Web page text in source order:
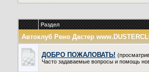
Раздел
Автоклуб Рено Дастер
ДОБРО ПОЖАЛОВАТЬ!
Часто задаваемые вопросы и помощь